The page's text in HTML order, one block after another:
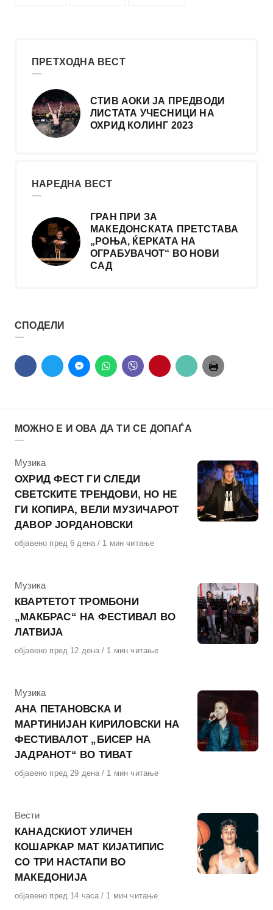
ПРЕТХОДНА ВЕСТ
СТИВ АОКИ ЈА ПРЕДВОДИ
ЛИСТАТА УЧЕСНИЦИ НА
ОХРИД КОЛИНГ 2023
НАРЕДНА ВЕСТ
ГРАН ПРИ ЗА
МАКЕДОНСКАТА ПРЕТСТАВА
„РОЊА, ЌЕРКАТА НА
ОГРАБУВАЧОТ“ ВО НОВИ
САД
СПОДЕЛИ
МОЖНО Е И ОВА ДА ТИ СЕ ДОПАЃА
КАтегорија
Музика
ОХРИД ФЕСТ ГИ СЛЕДИ
СВЕТСКИТЕ ТРЕНДОВИ, НО НЕ
ГИ КОПИРА, ВЕЛИ МУЗИЧАРОТ
ДАВОР ЈОРДАНОВСКИ
Објавено
објавено пред 6 дена 1 мин читање
КАтегорија
Музика
КВАРТЕТОТ ТРОМБОНИ
„МАКБРАС“ НА ФЕСТИВАЛ ВО
ЛАТВИЈА
Објавено
објавено пред 12 дена 1 мин читање
КАтегорија
Музика
АНА ПЕТАНОВСКА И
МАРТИНИЈАН КИРИЛОВСКИ НА
ФЕСТИВАЛОТ „БИСЕР НА
ЈАДРАНОТ“ ВО ТИВАТ
Објавено
објавено пред 29 дена 1 мин читање
КАтегорија
Вести
КАНАДСКИОТ УЛИЧЕН
КОШАРКАР МАТ КИЈАТИПИС
СО ТРИ НАСТАПИ ВО
МАКЕДОНИЈА
Објавено
објавено пред 14 часа 1 мин читање